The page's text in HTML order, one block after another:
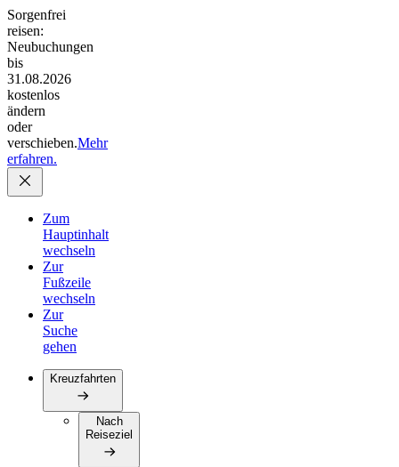
Sorgenfrei
reisen:
Neubuchungen
bis
31.08.2026
kostenlos
ändern
oder
verschieben.Mehr
erfahren.
Zum
Hauptinhalt
wechseln
Zur
Fußzeile
wechseln
Zur
Suche
gehen
Kreuzfahrten
Nach
Reiseziel